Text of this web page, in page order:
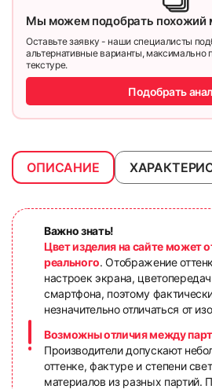
Мы можем подобрать похожий
Оставьте заявку - наши специалисты
альтернативные варианты, максимально
текстуре.
Подобрать
ОПИСАНИЕ
Важно знать!
Цвет изделия на сайте может
реального. Отображение
настроек экрана,
смартфона, поэтому
незначительно отличаться от
Возможны отличия между
Производители допускают
оттенке, фактуре и степени
материалов из разных партий.